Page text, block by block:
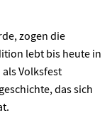
zogen die
lebt bis heute in
Volksfest
das sich